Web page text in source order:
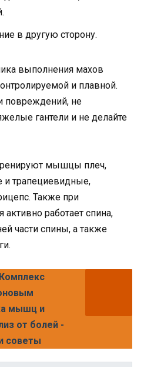
в другую сторону.
выполнения махов
и плавной.
повреждений, не
гантели и не делайте
мышцы плеч,
и трапециевидные,
Также при
работает спина,
части спины, а также
Комплекс
мышц и
от болей -
советы